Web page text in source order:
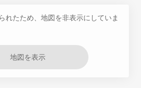
れたため、地図を非表示にしていま
地図を表示